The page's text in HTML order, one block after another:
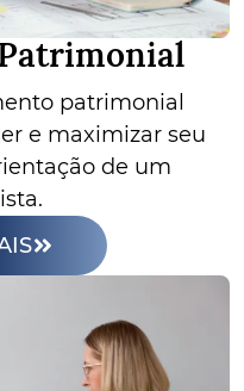
patrimonial
e maximizar seu
de um